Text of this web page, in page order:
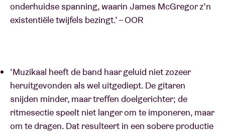
onderhuidse spanning, waarin James McGregor z’n
existentiële twijfels bezingt.’ – OOR
‘Muzikaal heeft de band haar geluid niet zozeer
heruitgevonden als wel uitgediept. De gitaren
snijden minder, maar treffen doelgerichter; de
ritmesectie speelt niet langer om te imponeren, maar
om te dragen. Dat resulteert in een sobere productie